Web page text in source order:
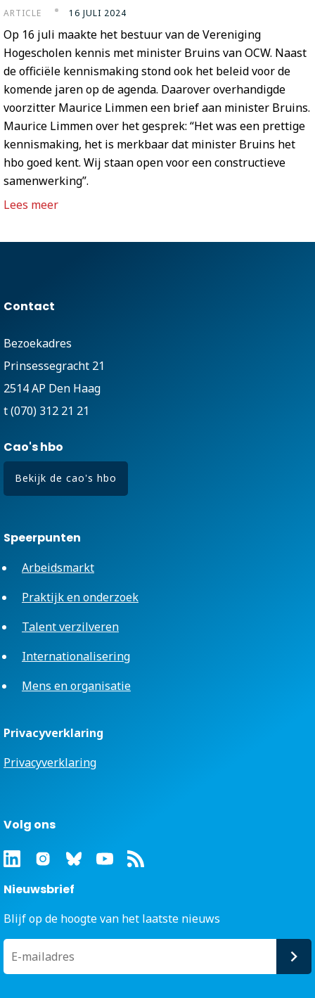
ARTICLE 16 JULI 2024
Op 16 juli maakte het bestuur van de Vereniging
Hogescholen kennis met minister Bruins van OCW. Naast
de officiële kennismaking stond ook het beleid voor de
komende jaren op de agenda. Daarover overhandigde
voorzitter Maurice Limmen een brief aan minister Bruins.
Maurice Limmen over het gesprek: “Het was een prettige
kennismaking, het is merkbaar dat minister Bruins het
hbo goed kent. Wij staan open voor een constructieve
samenwerking”.
Lees meer
Contact
Bezoekadres
Prinsessegracht 21
2514 AP Den Haag
t (070) 312 21 21
Cao's hbo
Bekijk de cao's hbo
Speerpunten
Arbeidsmarkt
Praktijk en onderzoek
Talent verzilveren
Internationalisering
Mens en organisatie
Privacyverklaring
Privacyverklaring
Volg ons
Nieuwsbrief
Blijf op de hoogte van het laatste nieuws